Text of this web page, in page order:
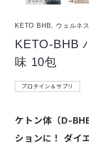
KETO BHB, ウェルネ
KETO-BHB
味 10包
プロテイン＆サプリ
ケトン体（D-
ションに！ ダイ